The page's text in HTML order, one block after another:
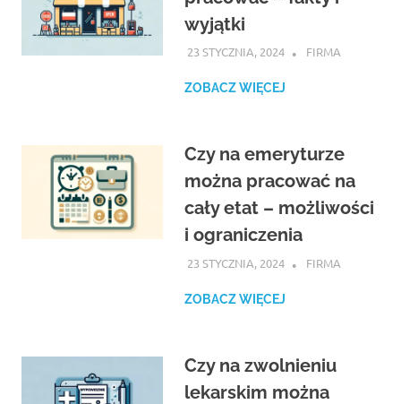
wyjątki
23 STYCZNIA, 2024 ATROX
FIRMA
ZOBACZ WIĘCEJ
Czy na emeryturze
można pracować na
cały etat – możliwości
i ograniczenia
23 STYCZNIA, 2024 ATROX
FIRMA
ZOBACZ WIĘCEJ
Czy na zwolnieniu
lekarskim można